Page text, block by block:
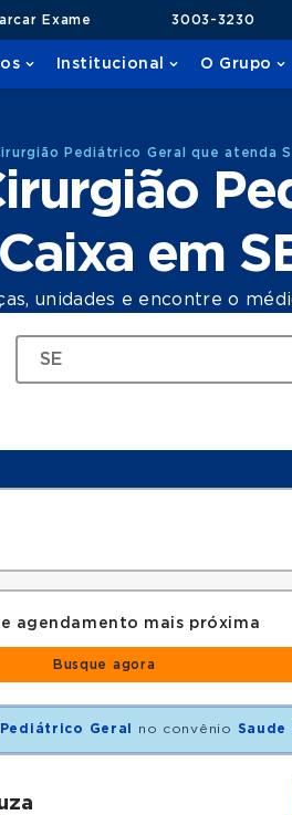
Exame 3003-3230
Institucional O Grupo
Pediátrico Geral que atenda
em
unidades e encontre o
agendamento mais próxima
Busque agora
Geral no convênio Saude